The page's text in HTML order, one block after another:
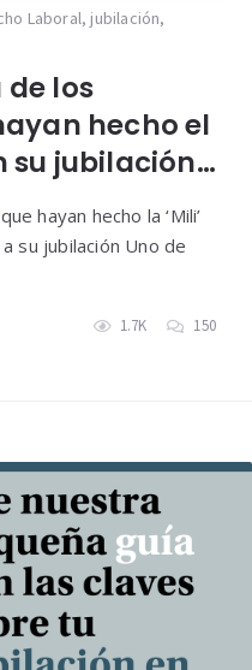
Laboral, jubilación,
de los
hecho el
su jubilación…
hayan hecho la ‘Mili’
su jubilación Uno de
1.7K 150